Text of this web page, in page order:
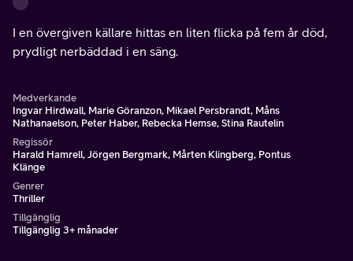
I en övergiven källare hittas en liten flicka på fem år död,
prydligt nerbäddad i en säng.
Medverkande
Ingvar Hirdwall, Marie Göranzon, Mikael Persbrandt, Måns
Nathanaelson, Peter Haber, Rebecka Hemse, Stina Rautelin
Regissör
Harald Hamrell, Jörgen Bergmark, Mårten Klingberg, Pontus
Klänge
Genrer
Thriller
Tillgänglig
Tillgänglig 3+ månader